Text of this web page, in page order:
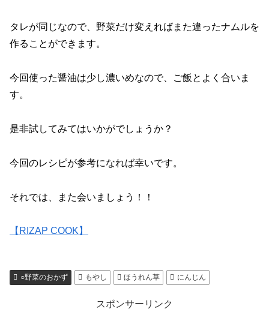
タレが同じなので、野菜だけ変えればまた違ったナムルを
作ることができます。
今回使った醤油は少し濃いめなので、ご飯とよく合いま
す。
是非試してみてはいかがでしょうか？
今回のレシピが参考になれば幸いです。
それでは、また会いましょう！！
【RIZAP COOK】
○野菜のおかず もやし ほうれん草 にんじん
スポンサーリンク